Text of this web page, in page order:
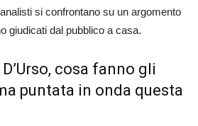
si confrontano su un argomento
giudicati dal pubblico a casa.
cosa fanno gli
puntata in onda questa